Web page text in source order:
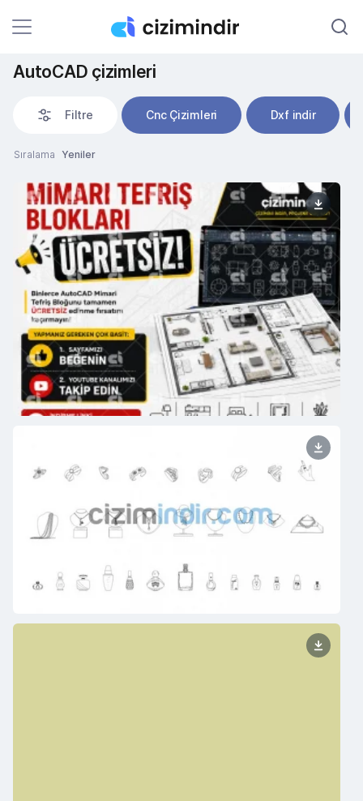
AutoCAD çizimleri
Filtre Cnc Çizimleri Dxf indir
Sıralama Yeniler